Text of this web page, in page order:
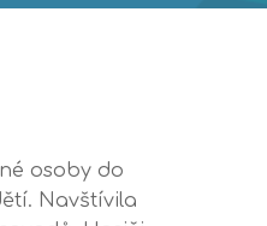
osoby do
Navštívila